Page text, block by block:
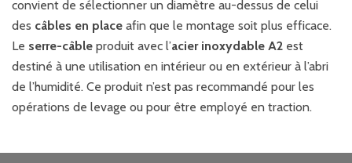
convient de sélectionner un diamètre au-dessus de celui
des câbles en place afin que le montage soit plus efficace.
Le serre-câble produit avec l’acier inoxydable A2 est
destiné à une utilisation en intérieur ou en extérieur à l’abri
de l’humidité. Ce produit n’est pas recommandé pour les
opérations de levage ou pour être employé en traction.